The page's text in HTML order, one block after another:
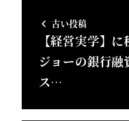
古い投稿
【経営実学】
ジョーの銀行融
ス…